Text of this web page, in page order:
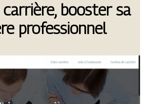
carrière, booster sa
professionnel